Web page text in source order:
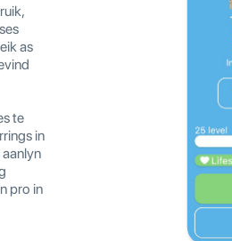
as
te
in
aanlyn
pro in